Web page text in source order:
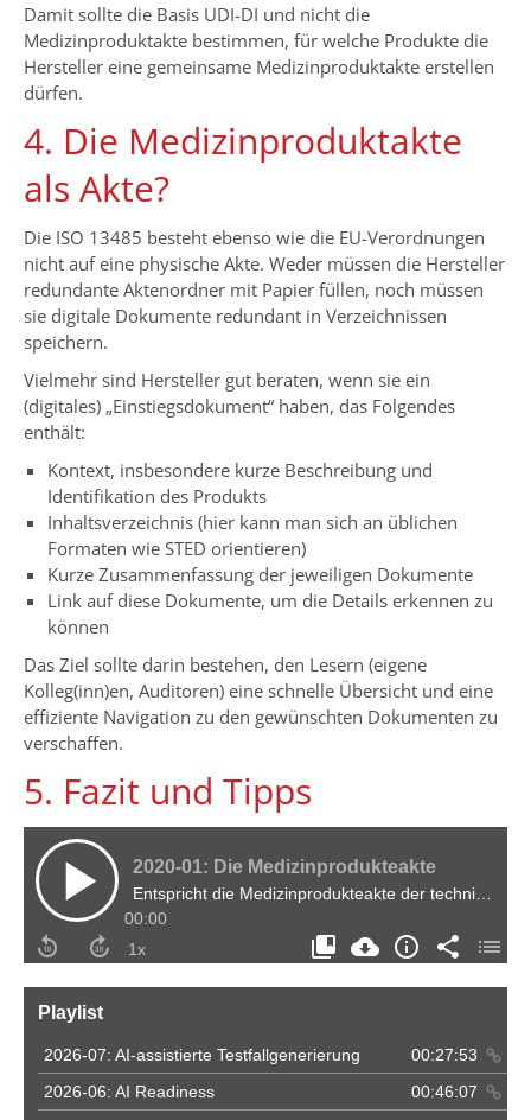
Damit sollte die Basis UDI-DI und nicht die
Medizinproduktakte bestimmen, für welche Produkte die
Hersteller eine gemeinsame Medizinproduktakte erstellen
dürfen.
4. Die Medizinproduktakte
als Akte?
Die ISO 13485 besteht ebenso wie die EU-Verordnungen
nicht auf eine physische Akte. Weder müssen die Hersteller
redundante Aktenordner mit Papier füllen, noch müssen
sie digitale Dokumente redundant in Verzeichnissen
speichern.
Vielmehr sind Hersteller gut beraten, wenn sie ein
(digitales) „Einstiegsdokument“ haben, das Folgendes
enthält:
Kontext, insbesondere kurze Beschreibung und
Identifikation des Produkts
Inhaltsverzeichnis (hier kann man sich an üblichen
Formaten wie STED orientieren)
Kurze Zusammenfassung der jeweiligen Dokumente
Link auf diese Dokumente, um die Details erkennen zu
können
Das Ziel sollte darin bestehen, den Lesern (eigene
Kolleg(inn)en, Auditoren) eine schnelle Übersicht und eine
effiziente Navigation zu den gewünschten Dokumenten zu
verschaffen.
5. Fazit und Tipps